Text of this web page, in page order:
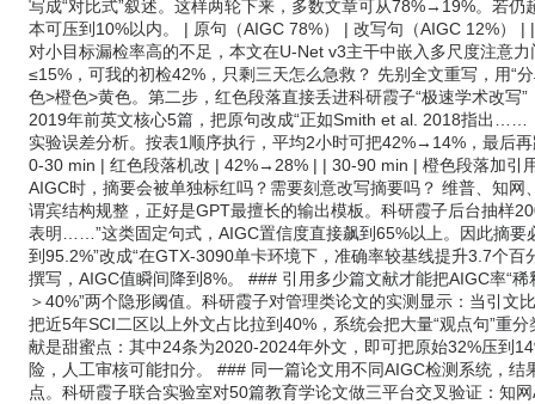
写成“对比式”叙述。这样两轮下来，多数文章可从78%→19%。若
本可压到10%以内。 | 原句（AIGC 78%） | 改写句（AIGC 12%）
对小目标漏检率高的不足，本文在U-Net v3主干中嵌入多尺度注意
≤15%，可我的初检42%，只剩三天怎么急救？ 先别全文重写，用“
色>橙色>黄色。第二步，红色段落直接丢进科研霞子“极速学术改
2019年前英文核心5篇，把原句改成“正如Smith et al. 2018指出
实验误差分析。按表1顺序执行，平均2小时可把42%→14%，最后
0-30 min | 红色段落机改 | 42%→28% | | 30-90 min | 橙色段落加
AIGC时，摘要会被单独标红吗？需要刻意改写摘要吗？ 维普、知
谓宾结构规整，正好是GPT最擅长的输出模板。科研霞子后台抽
表明……”这类固定句式，AIGC置信度直接飙到65%以上。因此摘要
到95.2%”改成“在GTX-3090单卡环境下，准确率较基线提升3.7个
撰写，AIGC值瞬间降到8%。 ### 引用多少篇文献才能把AIGC率“
＞40%”两个隐形阈值。科研霞子对管理类论文的实测显示：当引
把近5年SCI二区以上外文占比拉到40%，系统会把大量“观点句”重
献是甜蜜点：其中24条为2020-2024年外文，即可把原始32%压到
险，人工审核可能扣分。 ### 同一篇论文用不同AIGC检测系统，
点。科研霞子联合实验室对50篇教育学论文做三平台交叉验证：知